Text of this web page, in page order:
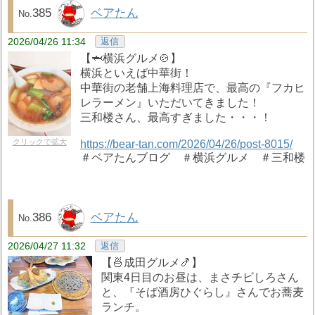
385 ベアたん
2026/04/26 11:34 返信
クリックで拡大
【🦈横浜グルメ🍲】
横浜といえば中華街！
中華街の老舗上海料理店で、最高の『フカヒ
レラーメン』いただいてきました！
三和楼さん、最高すぎました・・・！
https://bear-tan.com/2026/04/26/post-8015/
＃ベアたんブログ ＃横浜グルメ ＃三和楼
386 ベアたん
2026/04/27 11:32 返信
【🍜成田グルメ🍤】
関東4日目のお昼は、まさチビしろさん
と、『そば酒房ひぐらし』さんでお蕎麦
ランチ。